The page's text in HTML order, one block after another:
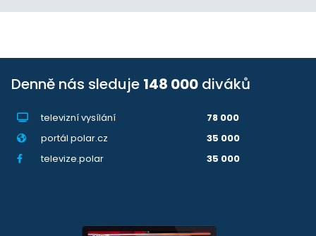
Denně nás sleduje 148 000 diváků
televizní vysílání
78 000
portál polar.cz
35 000
televize.polar
35 000